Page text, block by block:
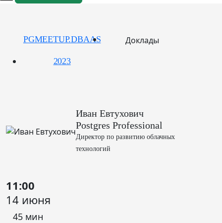
PGMEETUP.DBAAS
2023
Доклады
Иван Евтухович
Postgres Professional
Директор по развитию облачных
технологий
11:00
14 июня
45 мин